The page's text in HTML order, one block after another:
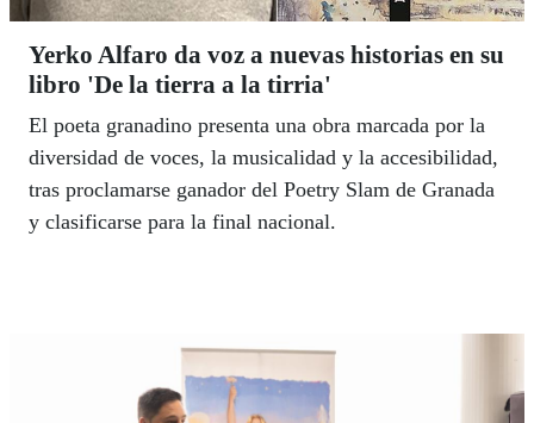
Yerko Alfaro da voz a nuevas historias en su
libro 'De la tierra a la tirria'
El poeta granadino presenta una obra marcada por la
diversidad de voces, la musicalidad y la accesibilidad,
tras proclamarse ganador del Poetry Slam de Granada
y clasificarse para la final nacional.